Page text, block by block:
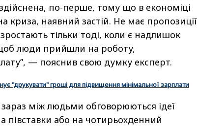
по-перше, тому що в економіці
криза, наявний застій. Не має пропозиції
тільки тоді, коли є надлишок
люди прийшли на роботу,
— пояснив свою думку експерт.
"друкувати" гроші для підвищення мінімальної зарплати
між людьми обговорюються ідеї
півставки або на чотирьохденний